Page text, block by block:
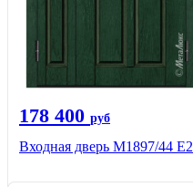
178 400 руб
Входная дверь М1897/44 Е2